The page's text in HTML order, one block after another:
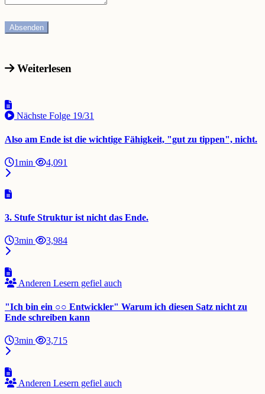
Weiterlesen
Nächste Folge 19/31
Also am Ende ist die wichtige Fähigkeit, "gut zu tippen", nicht.
1min 4,091
3. Stufe Struktur ist nicht das Ende.
3min 3,984
Anderen Lesern gefiel auch
"Ich bin ein ○○ Entwickler" Warum ich diesen Satz nicht zu
Ende schreiben kann
3min 3,715
Anderen Lesern gefiel auch